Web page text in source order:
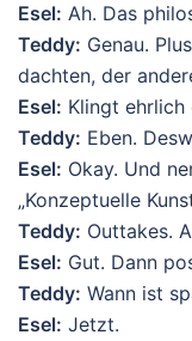
Esel: Ah. Das
Teddy: Genau.
dachten, der
Esel: Klingt
Teddy: Eben.
Esel: Okay. Und
„Konzeptuelle
Teddy: Outtakes.
Esel: Gut. Dann
Teddy: Wann ist
Esel: Jetzt.